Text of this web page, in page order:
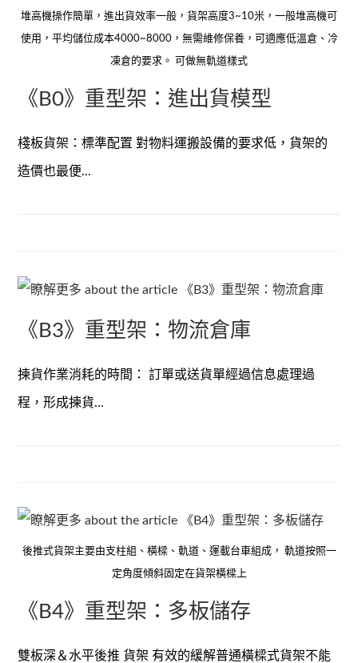
堆高機操作簡單，進出貨效率一般，貨架高度3~10米，一般堆高機可
使用，平均儲位成本4000~8000，無需維修保養，可適應低溫倉、冷
凍倉的要求。 可做無軌道樣式
《B0》重型架：進出貨模型
棧板貨架：標準配置 對物料運搬設備的要求低，貨架的
造價也最便...
《B3》重型架：物流倉庫
揀貨作業消耗的時間： 訂單或送貨單經過信息處理過
程，形成揀貨...
後推式貨架主要由支柱組、橫樑、軌道、運載台車組成， 軌道按照一
定角度傾斜固定在貨架橫樑上
《B4》重型架：多板儲存
雙板深＆水平後推 貨架 有效的緩解普通橫樑式貨架不能